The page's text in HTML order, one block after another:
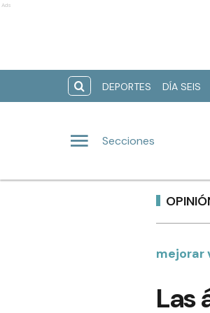
Ads
DEPORTES DÍA SEIS
Secciones
mejorar
Las